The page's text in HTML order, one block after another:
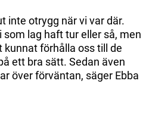
inte otrygg när vi var där.
lag haft tur eller så, men
förhålla oss till de
ett bra sätt. Sedan även
över förväntan, säger Ebba